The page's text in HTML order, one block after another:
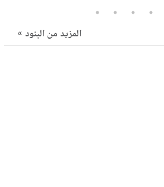
2
3
4
5
المزيد من البنود »